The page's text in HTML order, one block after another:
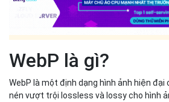
WebP là gì?
WebP là một định dạng hình ảnh hiện
nén vượt trội lossless và lossy cho hình